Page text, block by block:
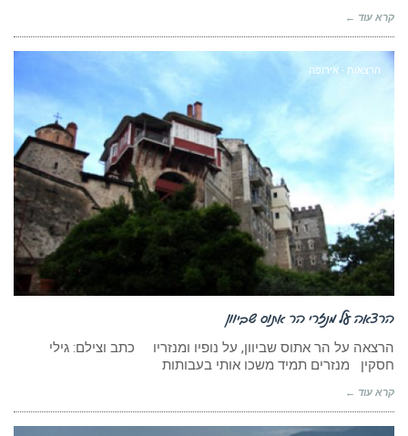
קרא עוד ←
הרצאות - אירופה
הרצאה על מנזרי הר אתוס שביוון
הרצאה על הר אתוס שביוון, על נופיו ומנזריו כתב וצילם: גילי
חסקין מנזרים תמיד משכו אותי בעבותות
קרא עוד ←